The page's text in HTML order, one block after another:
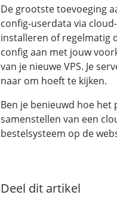
De grootste toevoeging
config-userdata via
installeren of regelmatig
config aan met jouw
van je nieuwe VPS. Je
naar om hoeft te kijken.
Ben je benieuwd hoe het
samenstellen van een
bestelsysteem op de
Deel dit artikel